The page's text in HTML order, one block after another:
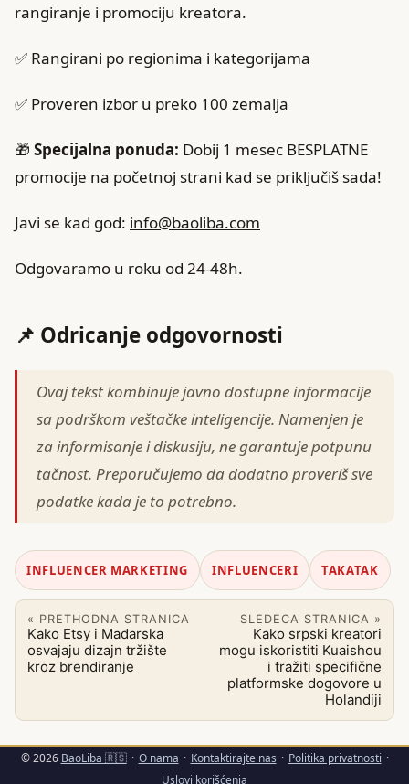
rangiranje i promociju kreatora.
✅ Rangirani po regionima i kategorijama
✅ Proveren izbor u preko 100 zemalja
🎁 Specijalna ponuda: Dobij 1 mesec BESPLATNE
promocije na početnoj strani kad se priključiš sada!
Javi se kad god: info@baoliba.com
Odgovaramo u roku od 24-48h.
📌 Odricanje odgovornosti
Ovaj tekst kombinuje javno dostupne informacije
sa podrškom veštačke inteligencije. Namenjen je
za informisanje i diskusiju, ne garantuje potpunu
tačnost. Preporučujemo da dodatno proveriš sve
podatke kada je to potrebno.
INFLUENCER MARKETING INFLUENCERI TAKATAK
« PRETHODNA STRANICA
Kako Etsy i Mađarska
osvajaju dizajn tržište
kroz brendiranje
SLEDECA STRANICA »
Kako srpski kreatori
mogu iskoristiti Kuaishou
i tražiti specifične
platformske dogovore u
Holandiji
© 2026 BaoLiba 🇷🇸 · O nama · Kontaktirajte nas · Politika privatnosti ·
Uslovi korišćenja